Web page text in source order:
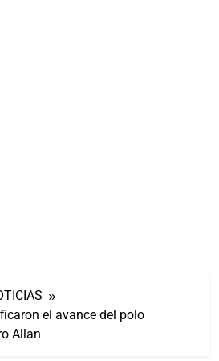
el avance del polo
Allan